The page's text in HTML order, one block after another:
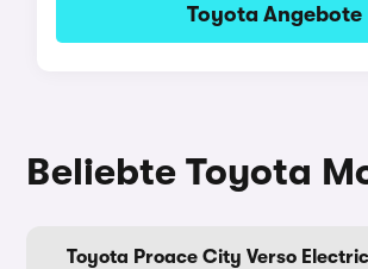
Toyota Angebote
Beliebte Toyota
Toyota Proace City Verso Electric